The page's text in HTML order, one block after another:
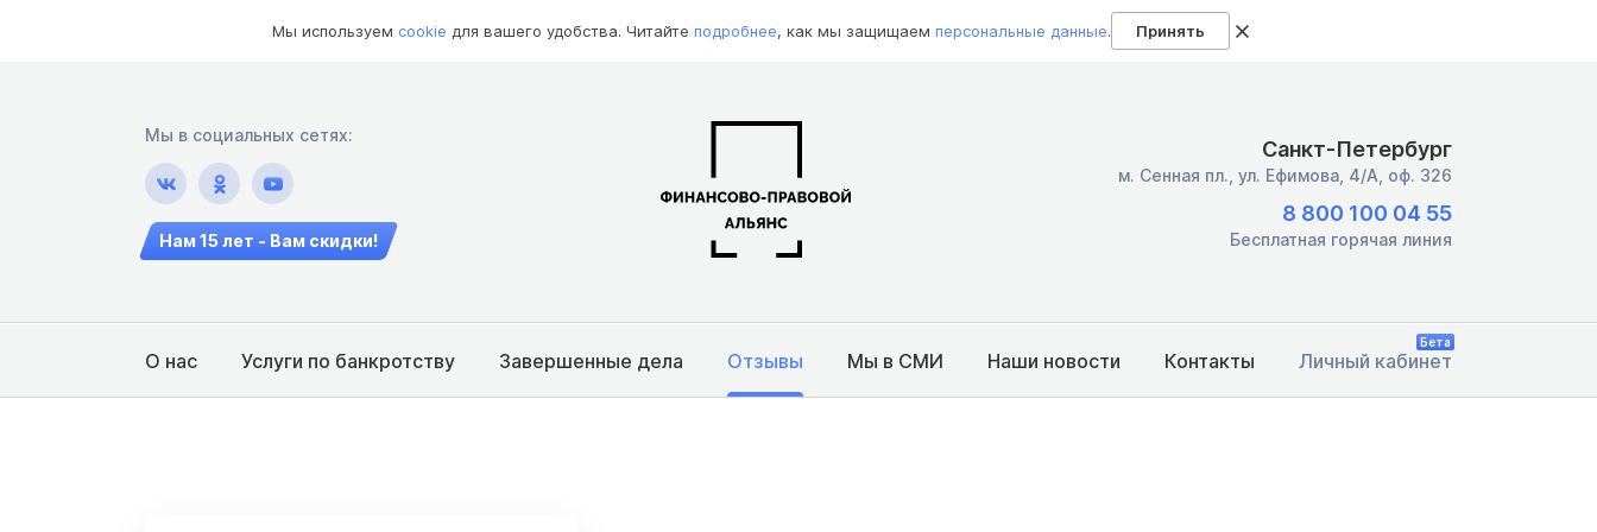
Мы используем cookie для вашего удобства. Читайте подробнее, как мы защищаем персональные данные. Принять
Мы в социальных сетях:
Нам 15 лет - Вам скидки!
Санкт-Петербург
м. Сенная пл., ул. Ефимова, 4/А, оф. 326
8 800 100 04 55
Бесплатная горячая линия
О нас Услуги по банкротству Завершенные дела Отзывы Мы в СМИ Наши новости Контакты Личный кабинет
Бета